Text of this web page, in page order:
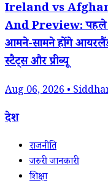
Ireland vs
And Preview: पहले
आमने-सामने होंगे
स्टैट्स और प्रीव्यू
Aug 06, 2026 •
देश
राजनीति
जरुरी जानकारी
शिक्षा